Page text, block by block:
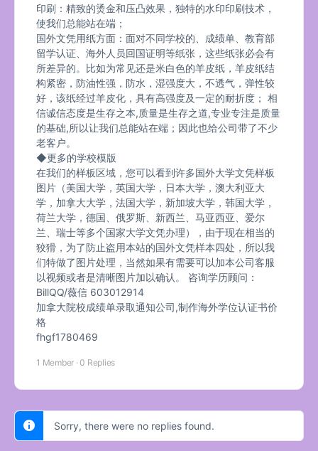
印刷：精致的烫金和压凸效果，独特的水印印刷技术，
使我们总能站在端；
国外文凭用纸方面：面对不同学校的、成绩单、教育部
留学认证、海外人员回国证明等纸张，这些纸张必会有
所差异的。比如为常见还是米白色的羊皮纸，羊皮纸结
构紧密，防油性强，防水，湿强度大，不透气，弹性较
好，该纸经过羊皮化，具有高强度及一定的耐折度； 相
信诚信态度是生存之本,质量是生存之道,专业专注是质量
的基础,所以让我们总能站在端；因此也给公司带了不少
老客户。
◆更多的学校模版
在我们的样板区域，您可以看到许多国外大学文凭样板
图片（美国大学，英国大学，日本大学，澳大利亚大
学，加拿大大学，法国大学，新加坡大学，韩国大学，
荷兰大学，德国、俄罗斯、新西兰、马亚西亚、爱尔
兰、瑞士等多个国家大学文凭办理），由于现在相当的
狡猾，为了防止盗用本站的国外文凭样本四处，所以我
们特做了图片处理，当然如果有需要可以加本公司客服
以视频或者是清晰图片加以确认。 咨询学历顾问：
BillQQ/薇信 603012914
加拿大院校成绩单录取通知公司,制作海外学位认证书价
格
fhgf1780469
1 Member · 0 Replies
Sorry, there were no replies found.